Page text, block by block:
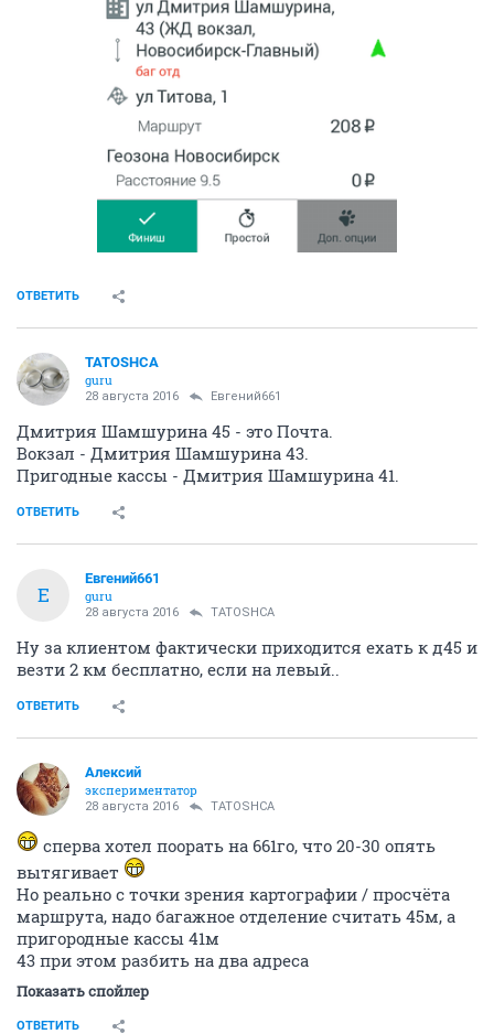
ОТВЕТИТЬ
TATOSHCA
guru
28 августа 2016 Евгений661
Дмитрия Шамшурина 45 - это Почта.
Вокзал - Дмитрия Шамшурина 43.
Пригодные кассы - Дмитрия Шамшурина 41.
ОТВЕТИТЬ
Е
Евгений661
guru
28 августа 2016 TATOSHCA
Ну за клиентом фактически приходится ехать к д45 и
везти 2 км бесплатно, если на левый..
ОТВЕТИТЬ
Алексий
экспериментатор
28 августа 2016 TATOSHCA
сперва хотел поорать на 661го, что 20-30 опять
вытягивает
Но реально с точки зрения картографии / просчёта
маршрута, надо багажное отделение считать 45м, а
пригородные кассы 41м
43 при этом разбить на два адреса
Показать спойлер
ОТВЕТИТЬ